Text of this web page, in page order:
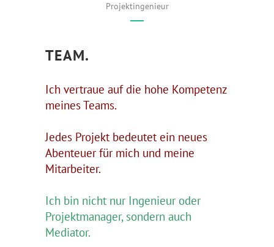
Projektingenieur
TEAM.
Ich vertraue auf die hohe Kompetenz
meines Teams.
Jedes Projekt bedeutet ein neues
Abenteuer für mich und meine
Mitarbeiter.
Ich bin nicht nur Ingenieur oder
Projektmanager, sondern auch
Mediator.